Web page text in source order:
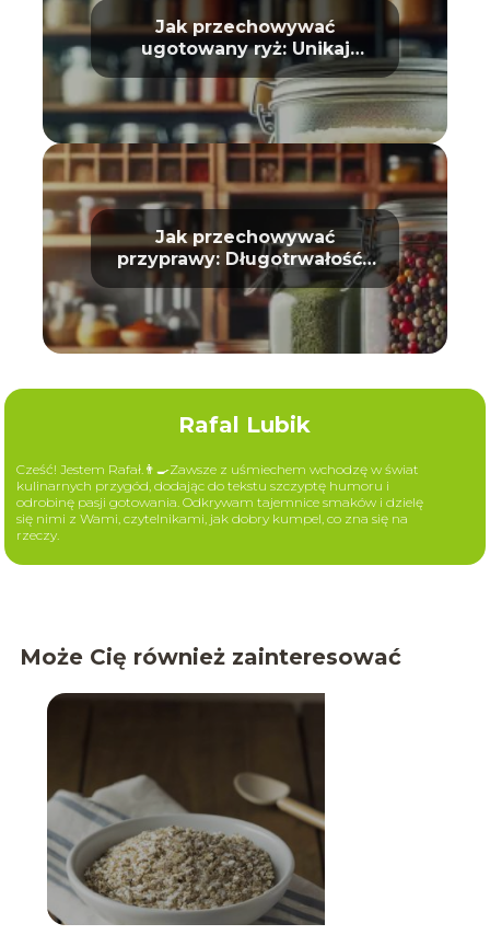
Jak przechowywać
ugotowany ryż: Unikaj
zepsucia
Jak przechowywać
przyprawy: Długotrwałość i
aromat
Rafal Lubik
Cześć! Jestem Rafał.👨‍🍳Zawsze z uśmiechem wchodzę w świat
kulinarnych przygód, dodając do tekstu szczyptę humoru i
odrobinę pasji gotowania. Odkrywam tajemnice smaków i dzielę
się nimi z Wami, czytelnikami, jak dobry kumpel, co zna się na
rzeczy.
Może Cię również zainteresować